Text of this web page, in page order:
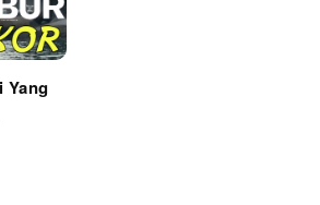
Yang